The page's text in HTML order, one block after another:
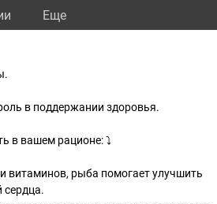
Eще
в поддержании здоровья.
в вашем рационе: ⤵️
витаминов, рыба помогает улучшить
сердца.